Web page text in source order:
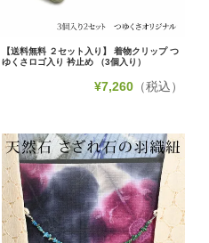
【送料無料 ２セット入り】 着物クリップ つ
ゆくさロゴ入り 衿止め （3個入り）
¥7,260（税込）